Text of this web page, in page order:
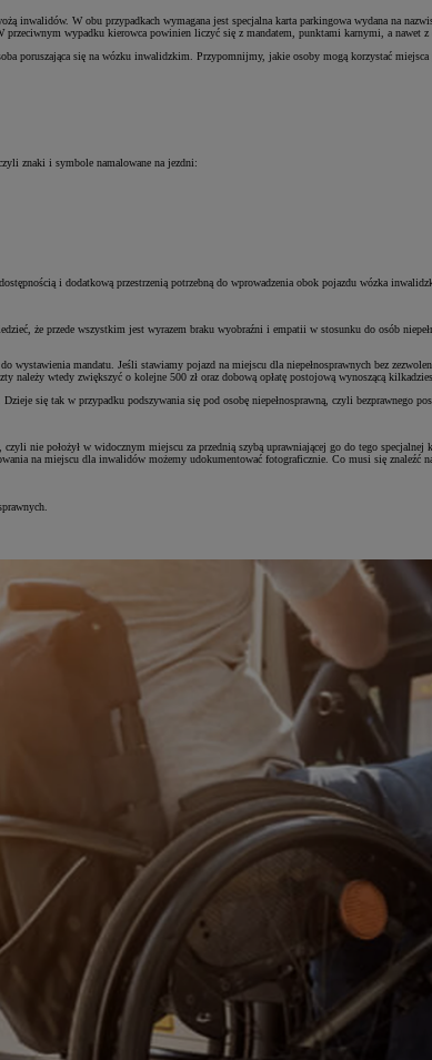
inwalidów. W obu przypadkach wymagana jest specjalna karta parkingowa wydana na
przeciwnym wypadku kierowca powinien liczyć się z mandatem, punktami karnymi, a
poruszająca się na wózku inwalidzkim. Przypomnijmy, jakie osoby mogą korzystać miejsca
znaki i symbole namalowane na jezdni:
i dodatkową przestrzenią potrzebną do wprowadzenia obok pojazdu wózka
że przede wszystkim jest wyrazem braku wyobraźni i empatii w stosunku do osób
mandatu. Jeśli stawiamy pojazd na miejscu dla niepełnosprawnych bez
wtedy zwiększyć o kolejne 500 zł oraz dobową opłatę postojową wynoszącą
się tak w przypadku podszywania się pod osobę niepełnosprawną, czyli bezprawnego
nie położył w widocznym miejscu za przednią szybą uprawniającej go do tego
na miejscu dla inwalidów możemy udokumentować fotograficznie. Co musi się znaleźć